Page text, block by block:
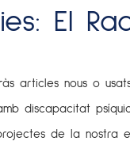
El
articles nous o
discapacitat
de la nostra